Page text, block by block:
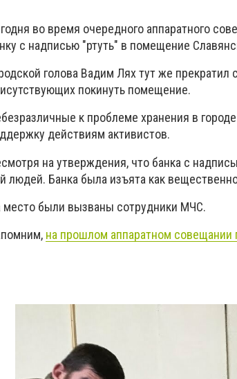
во время очередного аппаратного
с надписью "ртуть" в помещение
голова Вадим Лях тут же
покинуть помещение.
к проблеме хранения в
действиям активистов.
на утверждения, что банка с
людей. Банка была изъята как
место были вызваны сотрудники МЧС.
на прошлом аппаратном